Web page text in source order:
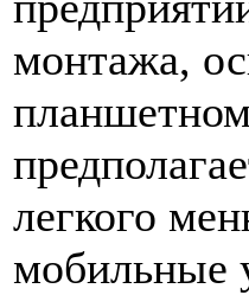
монтажа,
легкого
мобильные